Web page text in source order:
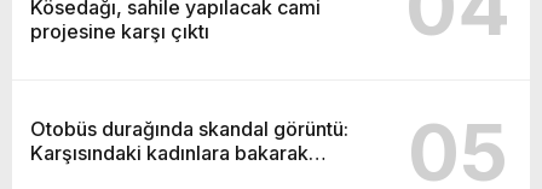
Kösedağı, sahile yapılacak cami
projesine karşı çıktı
Otobüs durağında skandal görüntü:
Karşısındaki kadınlara bakarak…
05